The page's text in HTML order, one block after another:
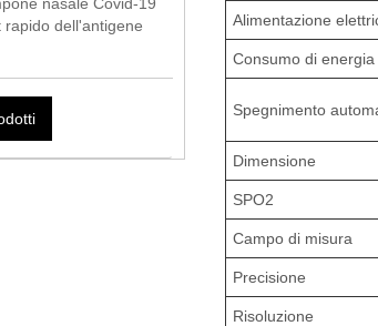
rapido dell'antigene
Alimentazione
Consumo di energia
Spegnimento
Dimensione
SPO2
Campo di misura
Precisione
Risoluzione